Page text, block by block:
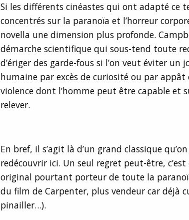
Si les différents cinéastes qui ont adapté ce
concentrés sur la paranoïa et l’horreur
novella une dimension plus profonde.
démarche scientifique qui sous-tend toute
d’ériger des garde-fous si l’on veut éviter un
humaine par excès de curiosité ou par
violence dont l’homme peut être capable et
relever.
En bref, il s’agit là d’un grand classique
redécouvrir ici. Un seul regret peut-être,
original pourtant porteur de toute la
du film de Carpenter, plus vendeur car déjà
pinailler…).